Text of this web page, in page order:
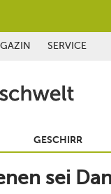
SERVICE
GESCHIRR
sei